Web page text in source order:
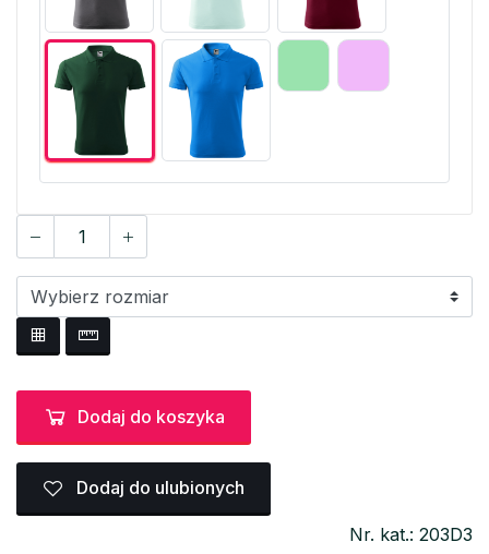
Dodaj do koszyka
Dodaj do ulubionych
Nr. kat.: 203D3